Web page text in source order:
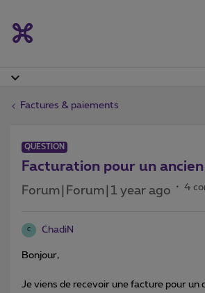
Factures & paiements
QUESTION
Facturation pour un
Forum|Forum|1 year ago 4
C ChadiN
Bonjour,
Je viens de recevoir une facture pour un